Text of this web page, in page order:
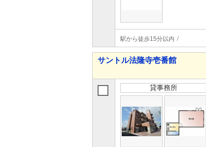
駅から徒歩15分以内
サントル法隆寺壱番館
貸事務所